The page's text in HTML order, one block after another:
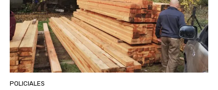
POLICIALES